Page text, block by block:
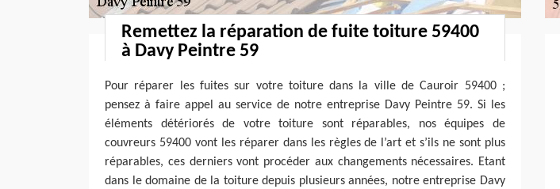
Remettez la réparation de fuite toiture 59400
à Davy Peintre 59
Pour réparer les fuites sur votre toiture dans la ville de Cauroir 59400 ;
pensez à faire appel au service de notre entreprise Davy Peintre 59. Si les
éléments détériorés de votre toiture sont réparables, nos équipes de
couvreurs 59400 vont les réparer dans les règles de l’art et s’ils ne sont plus
réparables, ces derniers vont procéder aux changements nécessaires. Etant
dans le domaine de la toiture depuis plusieurs années, notre entreprise Davy